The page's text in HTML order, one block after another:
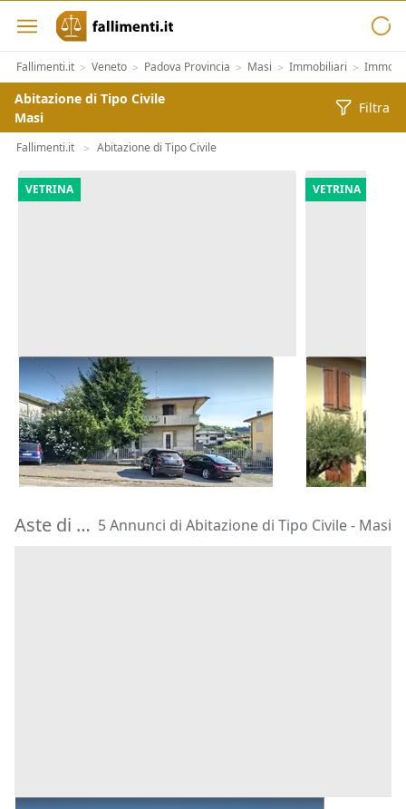
Fallimenti.it > Veneto > Padova Provincia > Masi > Immobiliari >
Abitazione di Tipo Civile
Masi
Filtra
Fallimenti.it > Abitazione di Tipo Civile
VETRINA
Asta Casa indipendente con corte
pertinenziale
Barbarano Mossano (Vicenza)
180.000 €
22/10/2026
VETRINA
Asta
cortile e
195.000 €
20/10/2026
Aste di Abitazione di Tipo Civile Masi 5 Annunci di Abitazione di Tipo Civile - Masi